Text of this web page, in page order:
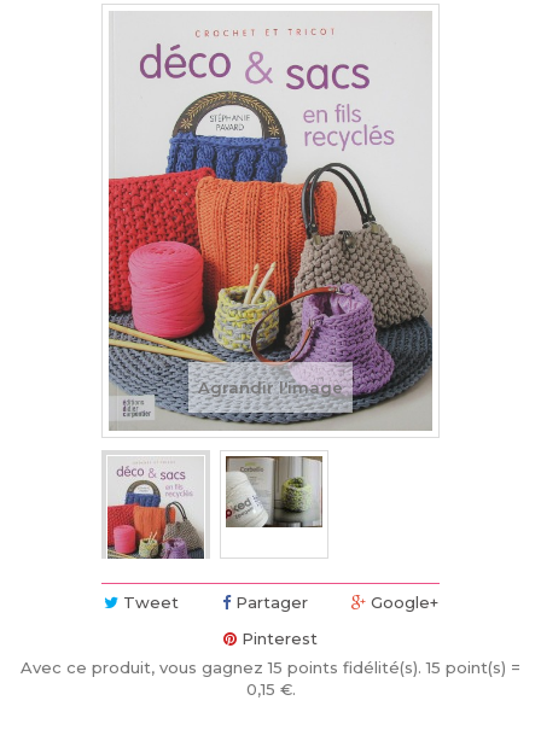
Agrandir l'image
Tweet Partager
Google+
Pinterest
Avec ce produit, vous gagnez15 points fidélité(s). 15 point(s) =
0,15 €.